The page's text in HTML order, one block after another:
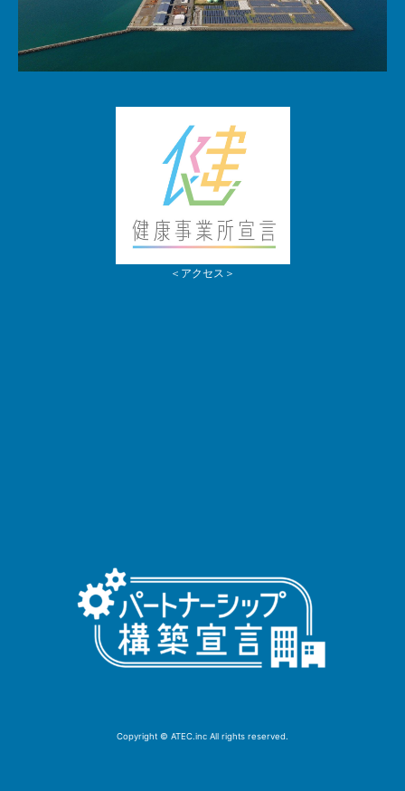
＜アクセス＞
Copyright © ATEC.inc All rights reserved.